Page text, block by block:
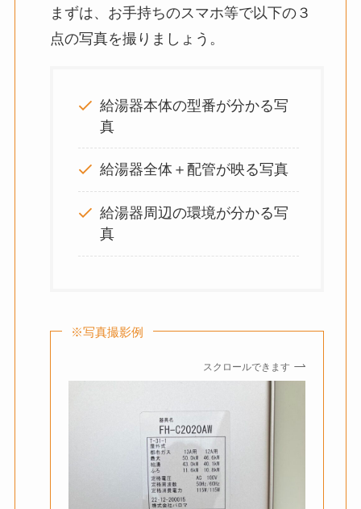
まずは、お手持ちのスマホ等で以下の３
点の写真を撮りましょう。
給湯器本体の型番が分かる写
真
給湯器全体＋配管が映る写真
給湯器周辺の環境が分かる写
真
※写真撮影例
スクロールできます